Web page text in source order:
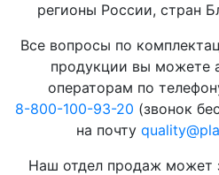
регионы России, стран
Все вопросы по
продукции вы можете
операторам по
8-800-100-93-20 (звонок
на почту
Наш отдел продаж может